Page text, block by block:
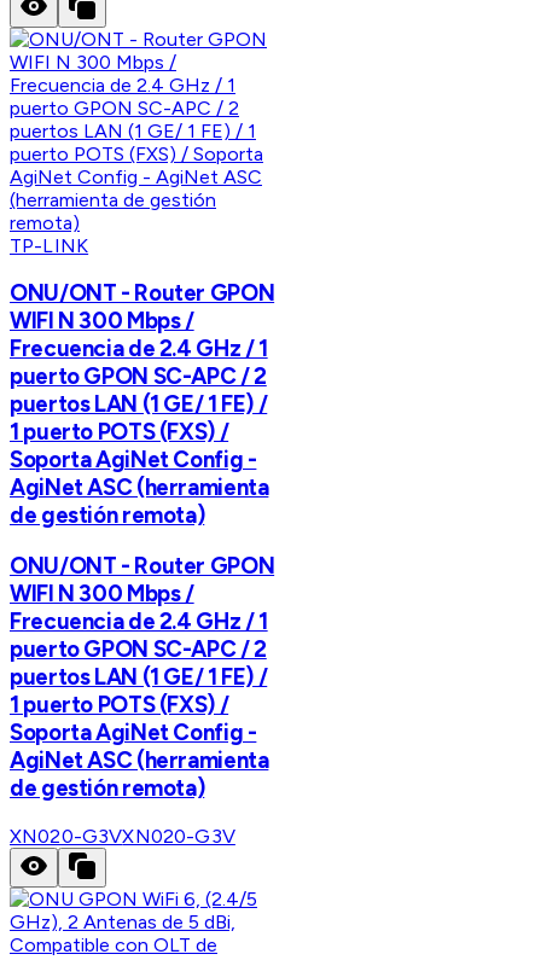
TP-LINK
ONU/ONT - Router GPON
WIFI N 300 Mbps /
Frecuencia de 2.4 GHz / 1
puerto GPON SC-APC / 2
puertos LAN (1 GE/ 1 FE) /
1 puerto POTS (FXS) /
Soporta AgiNet Config -
AgiNet ASC (herramienta
de gestión remota)
ONU/ONT - Router GPON
WIFI N 300 Mbps /
Frecuencia de 2.4 GHz / 1
puerto GPON SC-APC / 2
puertos LAN (1 GE/ 1 FE) /
1 puerto POTS (FXS) /
Soporta AgiNet Config -
AgiNet ASC (herramienta
de gestión remota)
XN020-G3VXN020-G3V